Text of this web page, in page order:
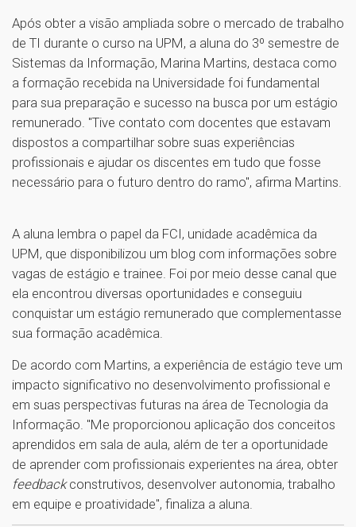
Após obter a visão ampliada sobre o mercado de trabalho
de TI durante o curso na UPM, a aluna do 3º semestre de
Sistemas da Informação, Marina Martins, destaca como
a formação recebida na Universidade foi fundamental
para sua preparação e sucesso na busca por um estágio
remunerado. "Tive contato com docentes que estavam
dispostos a compartilhar sobre suas experiências
profissionais e ajudar os discentes em tudo que fosse
necessário para o futuro dentro do ramo", afirma Martins.
A aluna lembra o papel da FCI, unidade acadêmica da
UPM, que disponibilizou um blog com informações sobre
vagas de estágio e trainee. Foi por meio desse canal que
ela encontrou diversas oportunidades e conseguiu
conquistar um estágio remunerado que complementasse
sua formação acadêmica.
De acordo com Martins, a experiência de estágio teve um
impacto significativo no desenvolvimento profissional e
em suas perspectivas futuras na área de Tecnologia da
Informação. "Me proporcionou aplicação dos conceitos
aprendidos em sala de aula, além de ter a oportunidade
de aprender com profissionais experientes na área, obter
feedbackconstrutivos, desenvolver autonomia, trabalho
em equipe e proatividade", finaliza a aluna.